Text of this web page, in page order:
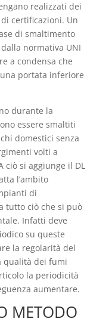
realizzati dei
certificazioni. Un
di smaltimento
normativa UNI
a condensa che
portata inferiore
durante la
essere smaltiti
domestici senza
volti a
ciò si aggiunge il DL
l’ambito
di
tutto ciò che si può
Infatti deve
su queste
la regolarità del
qualità dei fumi
la periodicità
aumentare.
METODO